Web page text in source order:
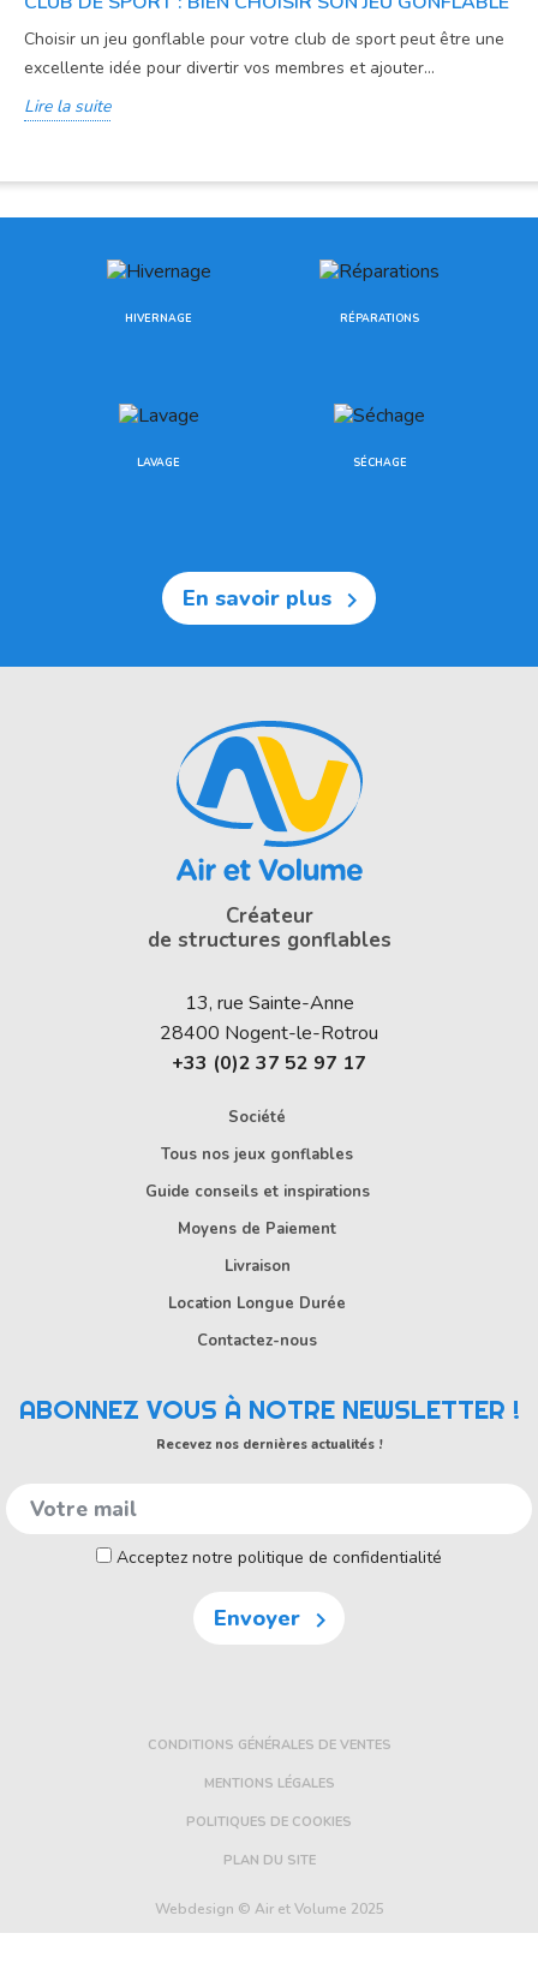
Choisir un jeu gonflable pour votre club de sport peut être une
excellente idée pour divertir vos membres et ajouter...
Lire la suite
HIVERNAGE RÉPARATIONS
LAVAGE SÉCHAGE
En savoir plus 
Créateur
de structures gonflables
13, rue Sainte-Anne
28400 Nogent-le-Rotrou
+33 (0)2 37 52 97 17
Société
Tous nos jeux gonflables
Guide conseils et inspirations
Moyens de Paiement
Livraison
Location Longue Durée
Contactez-nous
ABONNEZ VOUS À NOTRE NEWSLETTER !
Recevez nos dernières actualités !
Acceptez notre politique de confidentialité
Envoyer 
CONDITIONS GÉNÉRALES DE VENTES
MENTIONS LÉGALES
POLITIQUES DE COOKIES
PLAN DU SITE
Webdesign © Air et Volume 2025